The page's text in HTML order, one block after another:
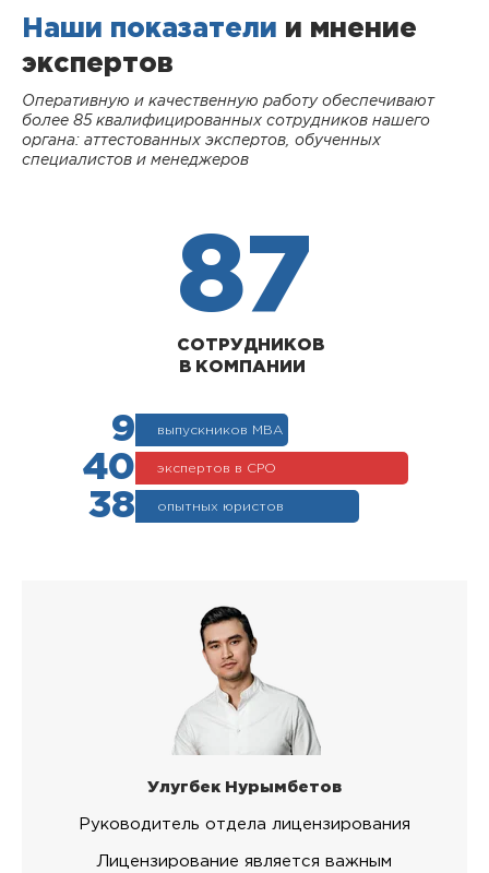
Наши показатели и мнение
экспертов
Оперативную и качественную работу обеспечивают
более 85 квалифицированных сотрудников нашего
органа: аттестованных экспертов, обученных
специалистов и менеджеров
87
СОТРУДНИКОВ
В КОМПАНИИ
9 выпускников МВА
40 экспертов в СРО
38 опытных юристов
Улугбек Нурымбетов
Руководитель отдела лицензирования
Лицензирование является важным